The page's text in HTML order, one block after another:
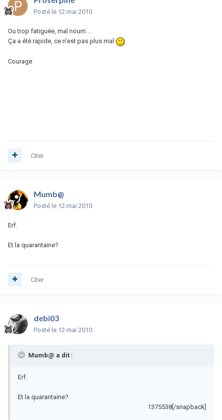
Posté le 12 mai 2010
Ou trop fatiguée, mal nourri ...
Ça a été rapide, ce n'est pas plus mal
Courage
Citer
Mumb@
Posté le 12 mai 2010
Erf.
Et la quarantaine?
Citer
debi03
Posté le 12 mai 2010
Mumb@ a dit :
Erf.
Et la quarantaine?
1375538[/snapback]